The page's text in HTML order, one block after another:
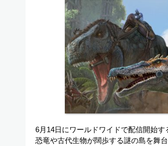
6月14日にワールドワイドで配信開始す
恐竜や古代生物が闊歩する謎の島を舞